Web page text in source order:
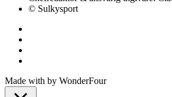
© Sulkysport
Made with by WonderFour